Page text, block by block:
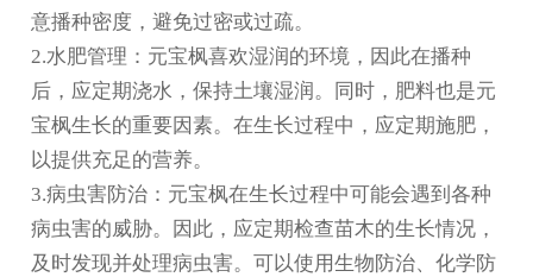
意播种密度，避免过密或过疏。
2.水肥管理：元宝枫喜欢湿润的环境，因此在播种
后，应定期浇水，保持土壤湿润。同时，肥料也是元
宝枫生长的重要因素。在生长过程中，应定期施肥，
以提供充足的营养。
3.病虫害防治：元宝枫在生长过程中可能会遇到各种
病虫害的威胁。因此，应定期检查苗木的生长情况，
及时发现并处理病虫害。可以使用生物防治、化学防